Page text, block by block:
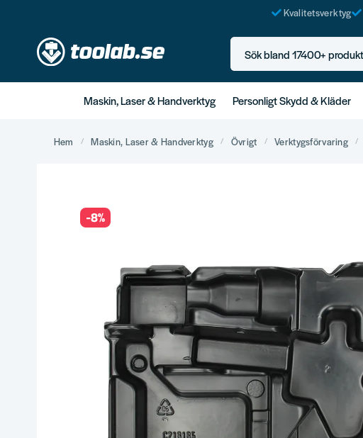
Kvalitetsverktyg
Sök bland 17400+ produkter..
Maskin, Laser & Handverktyg Personligt Skydd & Kläder
Hem Maskin, Laser & Handverktyg Övrigt Verktygsförvaring
-8%